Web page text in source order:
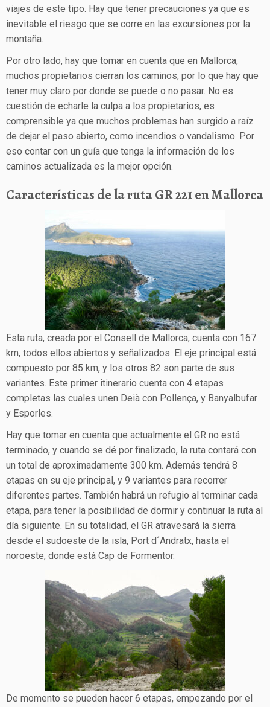
viajes de este tipo. Hay que tener precauciones ya que es
inevitable el riesgo que se corre en las excursiones por la
montaña.
Por otro lado, hay que tomar en cuenta que en Mallorca,
muchos propietarios cierran los caminos, por lo que hay que
tener muy claro por donde se puede o no pasar. No es
cuestión de echarle la culpa a los propietarios, es
comprensible ya que muchos problemas han surgido a raíz
de dejar el paso abierto, como incendios o vandalismo. Por
eso contar con un guía que tenga la información de los
caminos actualizada es la mejor opción.
Características de la ruta GR 221 en Mallorca
Esta ruta, creada por el Consell de Mallorca, cuenta con 167
km, todos ellos abiertos y señalizados. El eje principal está
compuesto por 85 km, y los otros 82 son parte de sus
variantes. Este primer itinerario cuenta con 4 etapas
completas las cuales unen Deià con Pollença, y Banyalbufar
y Esporles.
Hay que tomar en cuenta que actualmente el GR no está
terminado, y cuando se dé por finalizado, la ruta contará con
un total de aproximadamente 300 km. Además tendrá 8
etapas en su eje principal, y 9 variantes para recorrer
diferentes partes. También habrá un refugio al terminar cada
etapa, para tener la posibilidad de dormir y continuar la ruta al
día siguiente. En su totalidad, el GR atravesará la sierra
desde el sudoeste de la isla, Port d´Andratx, hasta el
noroeste, donde está Cap de Formentor.
De momento se pueden hacer 6 etapas, empezando por el